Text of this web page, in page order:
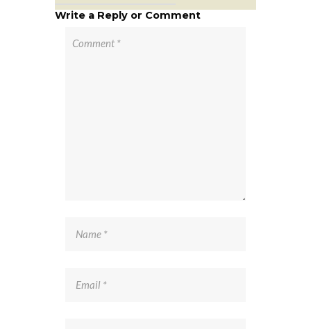
Write a Reply or Comment